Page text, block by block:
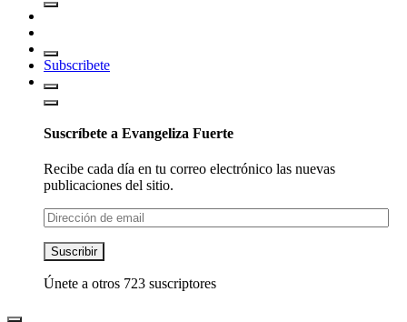
Subscribete
Suscríbete a Evangeliza Fuerte
Recibe cada día en tu correo electrónico las nuevas
publicaciones del sitio.
Dirección
de
email
Suscribir
Únete a otros 723 suscriptores